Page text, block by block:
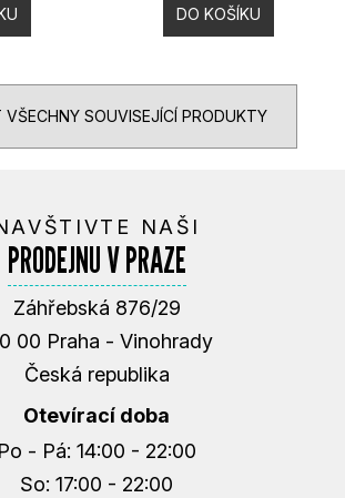
DO KOŠÍKU
VŠECHNY SOUVISEJÍCÍ PRODUKTY
NAŠI
PRODEJNU V PRAZE
Záhřebská 876/29
00 Praha - Vinohrady
Česká republika
Otevírací doba
Po - Pá: 14:00 - 22:00
So: 17:00 - 22:00